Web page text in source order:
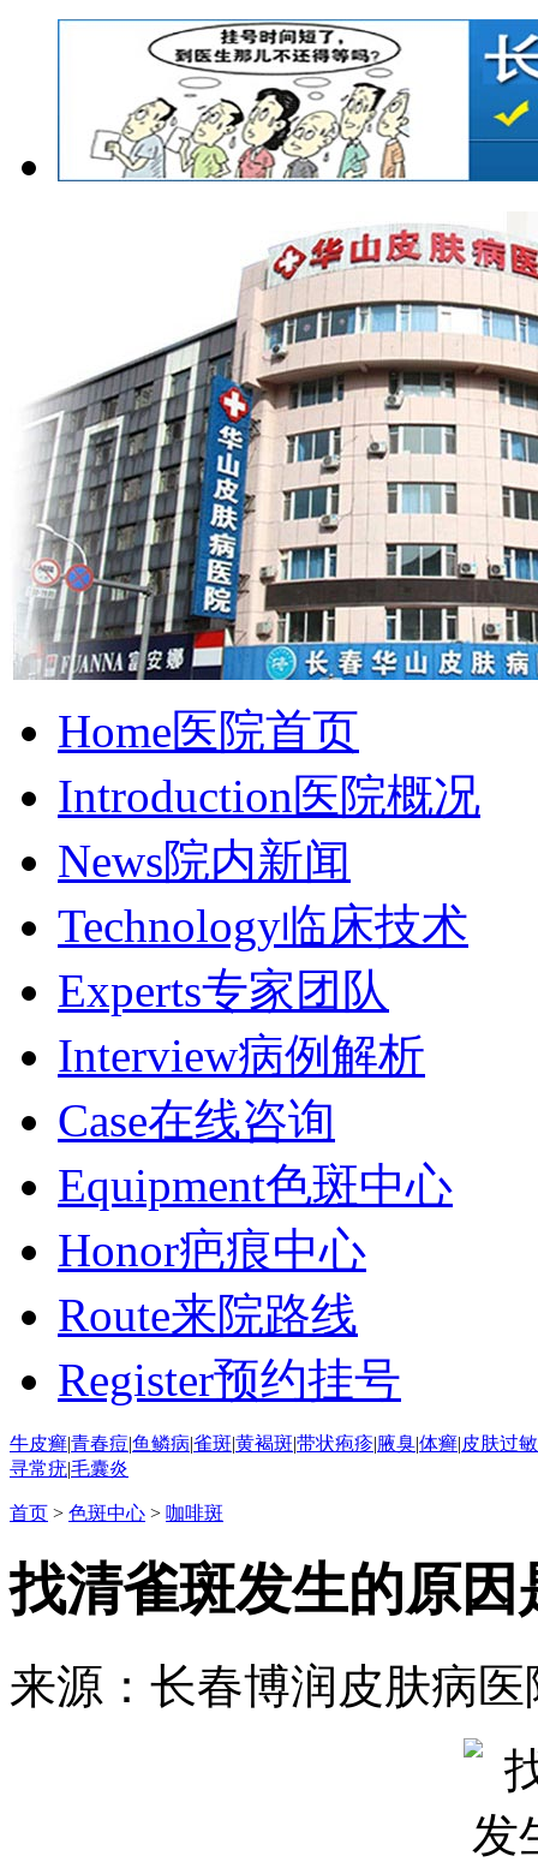
Home医院首页
Introduction医院概况
News院内新闻
Technology临床技术
Experts专家团队
Interview病例解析
Case在线咨询
Equipment色斑中心
Honor疤痕中心
Route来院路线
Register预约挂号
牛皮癣|青春痘|鱼鳞病|雀斑|黄褐斑|带状疱疹|腋臭|体癣|皮肤过敏
寻常疣|毛囊炎
首页 > 色斑中心 > 咖啡斑
找清雀斑发生的原因
来源：长春博润皮肤病医